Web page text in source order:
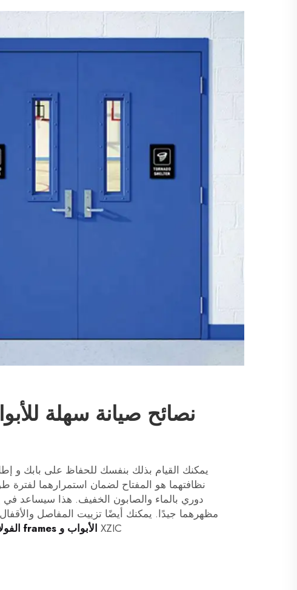
نصائح صيانة سهلة
يمكنك القيام بذلك بنفسك للحفاظ على بابك و
نظافتهما هو المفتاح لضمان استمرارهما
دوري بالماء والصابون الخفيف. هذا سيساعد في
مظهرهما جيدًا. يمكنك أيضًا تزييت المفاصل
XZIC الأبواب و frames الفولاذية التجارية